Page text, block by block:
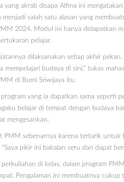
yang akrab disapa Alfina ini
menjadi salah satu alasan yang
2024. Modul ini hanya didapatkan
pelajar.
dilaksanakan setiap akhir
mempelajari budaya di sini,” tukas
di Bumi Sriwijaya itu.
yang ia dapatkan sama seperti
belajar di tempat dengan budaya
mengesankan.
PMM sebenarnya karena tertarik untuk
"Saya pikir ini bakalan seru dan dapat
perkuliahan di kelas, dalam program
Pengalaman ini membuatnya